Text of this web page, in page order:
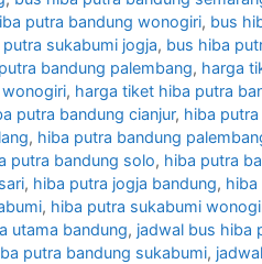
putra bandung wonogiri, bus
sukabumi jogja, bus hiba
bandung palembang, harga
, harga tiket hiba putra
putra bandung cianjur, hiba
, hiba putra bandung
putra bandung solo, hiba putra
, hiba putra jogja bandung,
, hiba putra sukabumi
utama bandung, jadwal bus hiba
putra bandung sukabumi,